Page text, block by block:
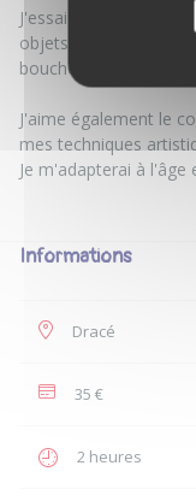
J'essaie de joindre
objets diverses à
bouchons en liège,
J'aime également le
mes techniques
Je m'adapterai à
Informations
Dracé
35 €
2 heures